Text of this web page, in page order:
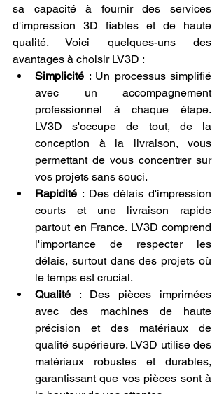
sa capacité à fournir des services
d'impression 3D fiables et de haute
qualité. Voici quelques-uns des
avantages à choisir LV3D :
Simplicité : Un processus simplifié
avec un accompagnement
professionnel à chaque étape.
LV3D s'occupe de tout, de la
conception à la livraison, vous
permettant de vous concentrer sur
vos projets sans souci.
Rapidité : Des délais d'impression
courts et une livraison rapide
partout en France. LV3D comprend
l'importance de respecter les
délais, surtout dans des projets où
le temps est crucial.
Qualité : Des pièces imprimées
avec des machines de haute
précision et des matériaux de
qualité supérieure. LV3D utilise des
matériaux robustes et durables,
garantissant que vos pièces sont à